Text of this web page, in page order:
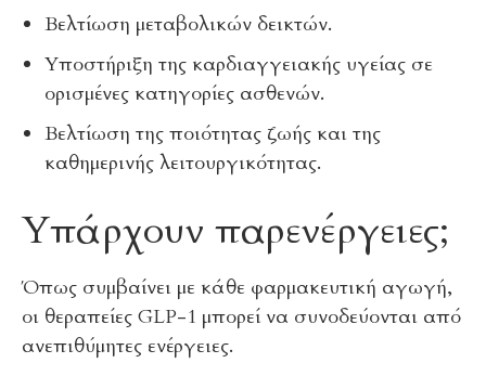
Βελτίωση μεταβολικών δεικτών.
Υποστήριξη της καρδιαγγειακής υγείας σε
ορισμένες κατηγορίες ασθενών.
Βελτίωση της ποιότητας ζωής και της
καθημερινής λειτουργικότητας.
Υπάρχουν παρενέργειες;
Όπως συμβαίνει με κάθε φαρμακευτική αγωγή,
οι θεραπείες GLP-1 μπορεί να συνοδεύονται από
ανεπιθύμητες ενέργειες.